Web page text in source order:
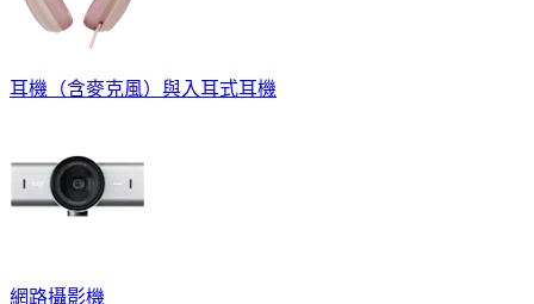
耳機（含麥克風）與入耳式耳機
網路攝影機